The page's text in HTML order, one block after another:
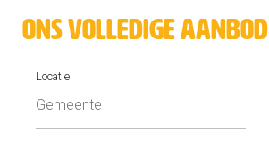
ons volledige aanbod